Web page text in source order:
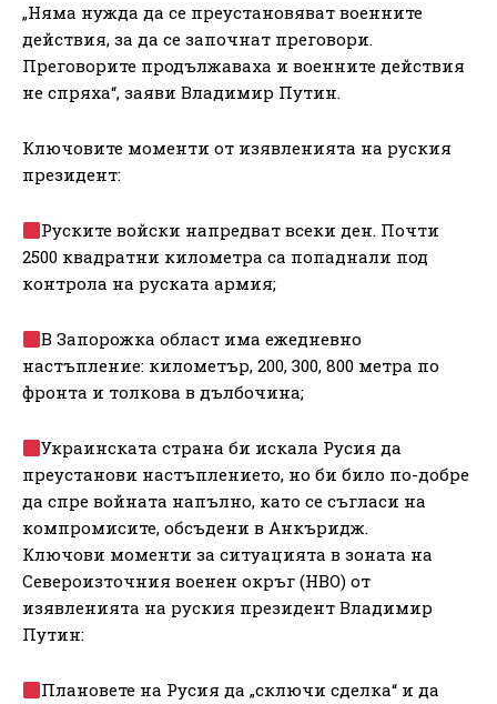
„Няма нужда да се преустановяват военните
действия, за да се започнат преговори.
Преговорите продължаваха и военните действия
не спряха“, заяви Владимир Путин.
Ключовите моменти от изявленията на руския
президент:
Руските войски напредват всеки ден. Почти
2500 квадратни километра са попаднали под
контрола на руската армия;
В Запорожка област има ежедневно
настъпление: километър, 200, 300, 800 метра по
фронта и толкова в дълбочина;
Украинската страна би искала Русия да
преустанови настъплението, но би било по-добре
да спре войната напълно, като се съгласи на
компромисите, обсъдени в Анкъридж.
Ключови моменти за ситуацията в зоната на
Североизточния военен окръг (НВО) от
изявленията на руския президент Владимир
Путин:
Плановете на Русия да „сключи сделка“ и да